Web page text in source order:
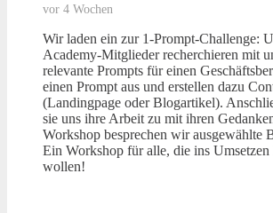
vor 4 Wochen
Wir laden ein zur 1-Prompt-Challenge:
Academy-Mitglieder recherchieren mit
relevante Prompts für einen
einen Prompt aus und erstellen dazu
(Landingpage oder Blogartikel).
sie uns ihre Arbeit zu mit ihren
Workshop besprechen wir ausgewählte
Ein Workshop für alle, die ins Umsetzen
wollen!